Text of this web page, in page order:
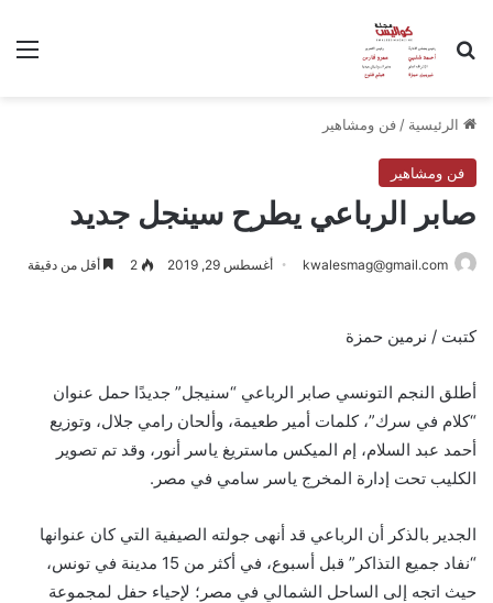
بحث عن
الرئيسية / فن ومشاهير
فن ومشاهير
صابر الرباعي يطرح سينجل جديد
kwalesmag@gmail.com أغسطس 29, 2019 2 أقل من دقيقة
كتبت / نرمين حمزة
أطلق النجم التونسي صابر الرباعي “سنيجل” جديدًا حمل عنوان
“كلام في سرك”، كلمات أمير طعيمة، وألحان رامي جلال، وتوزيع
أحمد عبد السلام، إم الميكس ماستريغ ياسر أنور، وقد تم تصوير
الكليب تحت إدارة المخرج ياسر سامي في مصر.
الجدير بالذكر أن الرباعي قد أنهى جولته الصيفية التي كان عنوانها
“نفاد جميع التذاكر” قبل أسبوع، في أكثر من 15 مدينة في تونس،
حيث اتجه إلى الساحل الشمالي في مصر؛ لإحياء حفل لمجموعة